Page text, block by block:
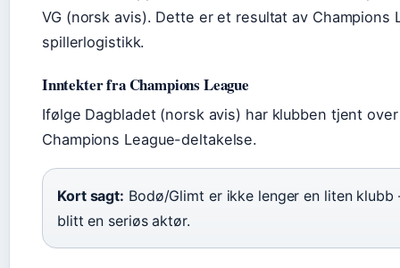
VG (norsk avis). Dette er et resultat av
spillerlogistikk.
Inntekter fra Champions League
Ifølge Dagbladet (norsk avis) har klubben tjent
Champions League-deltakelse.
Kort sagt: Bodø/Glimt er ikke lenger en liten
blitt en seriøs aktør.